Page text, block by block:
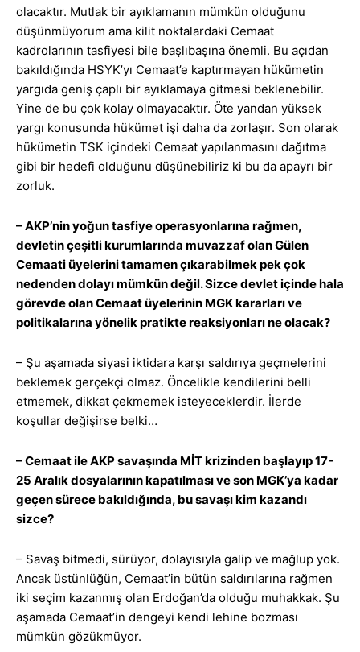
olacaktır. Mutlak bir ayıklamanın mümkün olduğunu
düşünmüyorum ama kilit noktalardaki Cemaat
kadrolarının tasfiyesi bile başlıbaşına önemli. Bu açıdan
bakıldığında HSYK’yı Cemaat’e kaptırmayan hükümetin
yargıda geniş çaplı bir ayıklamaya gitmesi beklenebilir.
Yine de bu çok kolay olmayacaktır. Öte yandan yüksek
yargı konusunda hükümet işi daha da zorlaşır. Son olarak
hükümetin TSK içindeki Cemaat yapılanmasını dağıtma
gibi bir hedefi olduğunu düşünebiliriz ki bu da apayrı bir
zorluk.
– AKP’nin yoğun tasfiye operasyonlarına rağmen,
devletin çeşitli kurumlarında muvazzaf olan Gülen
Cemaati üyelerini tamamen çıkarabilmek pek çok
nedenden dolayı mümkün değil. Sizce devlet içinde hala
görevde olan Cemaat üyelerinin MGK kararları ve
politikalarına yönelik pratikte reaksiyonları ne olacak?
– Şu aşamada siyasi iktidara karşı saldırıya geçmelerini
beklemek gerçekçi olmaz. Öncelikle kendilerini belli
etmemek, dikkat çekmemek isteyeceklerdir. İlerde
koşullar değişirse belki…
– Cemaat ile AKP savaşında MİT krizinden başlayıp 17-
25 Aralık dosyalarının kapatılması ve son MGK’ya kadar
geçen sürece bakıldığında, bu savaşı kim kazandı
sizce?
– Savaş bitmedi, sürüyor, dolayısıyla galip ve mağlup yok.
Ancak üstünlüğün, Cemaat’in bütün saldırılarına rağmen
iki seçim kazanmış olan Erdoğan’da olduğu muhakkak. Şu
aşamada Cemaat’in dengeyi kendi lehine bozması
mümkün gözükmüyor.